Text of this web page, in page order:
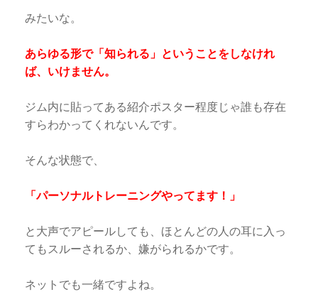
みたいな。
あらゆる形で「知られる」ということをしなけれ
ば、いけません。
ジム内に貼ってある紹介ポスター程度じゃ誰も存在
すらわかってくれないんです。
そんな状態で、
「パーソナルトレーニングやってます！」
と大声でアピールしても、ほとんどの人の耳に入っ
てもスルーされるか、嫌がられるかです。
ネットでも一緒ですよね。